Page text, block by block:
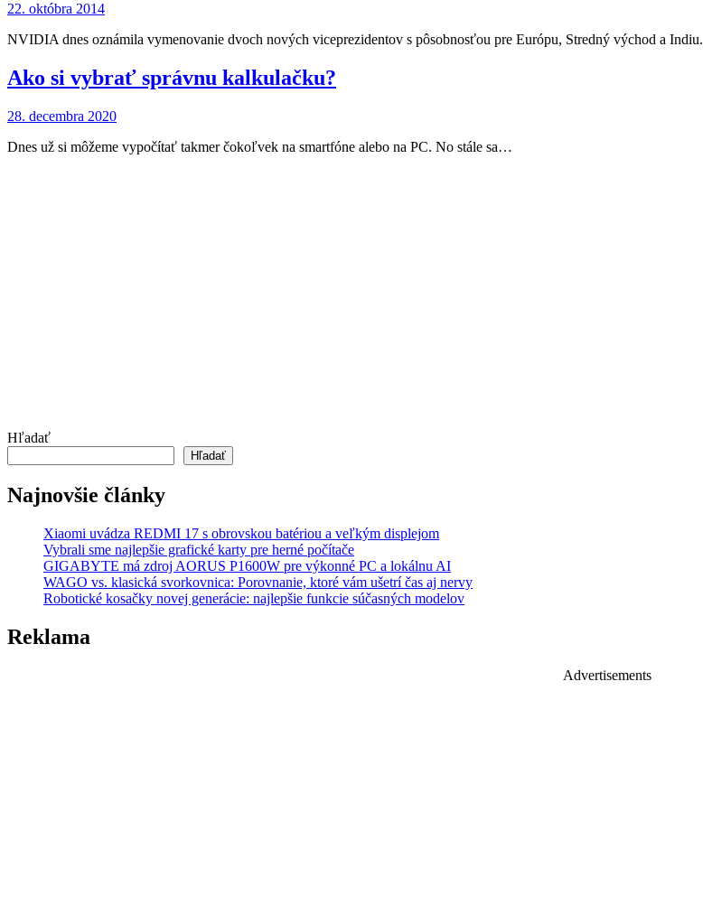
22. októbra 2014
NVIDIA dnes oznámila vymenovanie dvoch nových viceprezidentov s pôsobnosťou pre Európu, Stredný východ a Indiu.
Ako si vybrať správnu kalkulačku?
28. decembra 2020
Dnes už si môžeme vypočítať takmer čokoľvek na smartfóne alebo na PC. No stále sa…
Hľadať
Hľadať
Najnovšie články
Xiaomi uvádza REDMI 17 s obrovskou batériou a veľkým displejom
Vybrali sme najlepšie grafické karty pre herné počítače
GIGABYTE má zdroj AORUS P1600W pre výkonné PC a lokálnu AI
WAGO vs. klasická svorkovnica: Porovnanie, ktoré vám ušetrí čas aj nervy
Robotické kosačky novej generácie: najlepšie funkcie súčasných modelov
Reklama
Advertisements